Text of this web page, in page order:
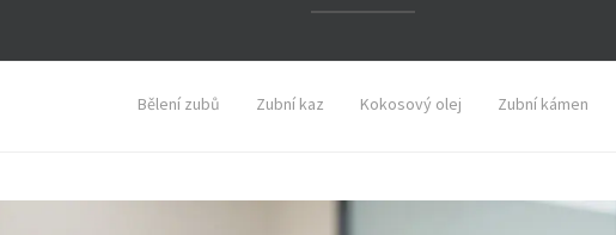
Bělení zubů Zubní kaz Kokosový olej Zubní kámen